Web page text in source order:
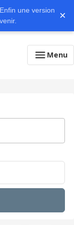
Enfin une version
×
Menu